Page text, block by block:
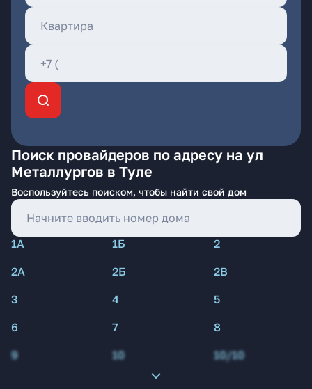
Поиск провайдеров по адресу на ул
Металлургов в Туле
Воспользуйтесь поиском, чтобы найти свой дом
1А 1Б
2
2А
2Б
2В
3
4
5
6
7
8
9
10 10/10